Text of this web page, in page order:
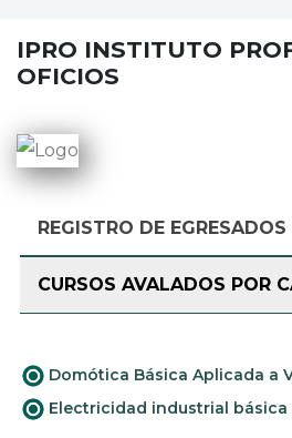
IPRO INSTITUTO
OFICIOS
REGISTRO DE EGRESADOS
CURSOS AVALADOS POR
Domótica Básica Aplicada a
Electricidad industrial básica